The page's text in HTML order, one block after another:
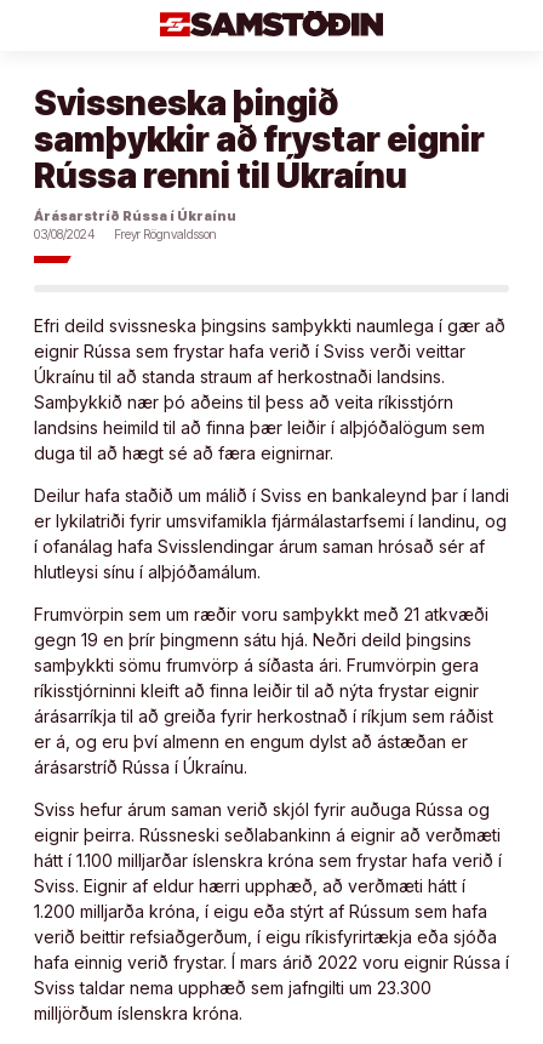
Svissneska þingið
samþykkir að frystar eignir
Rússa renni til Úkraínu
Árásarstríð Rússa í Úkraínu
03/08/2024
Freyr Rögnvaldsson
Efri deild svissneska þingsins samþykkti naumlega í gær að
eignir Rússa sem frystar hafa verið í Sviss verði veittar
Úkraínu til að standa straum af herkostnaði landsins.
Samþykkið nær þó aðeins til þess að veita ríkisstjórn
landsins heimild til að finna þær leiðir í alþjóðalögum sem
duga til að hægt sé að færa eignirnar.
Deilur hafa staðið um málið í Sviss en bankaleynd þar í landi
er lykilatriði fyrir umsvifamikla fjármálastarfsemi í landinu, og
í ofanálag hafa Svisslendingar árum saman hrósað sér af
hlutleysi sínu í alþjóðamálum.
Frumvörpin sem um ræðir voru samþykkt með 21 atkvæði
gegn 19 en þrír þingmenn sátu hjá. Neðri deild þingsins
samþykkti sömu frumvörp á síðasta ári. Frumvörpin gera
ríkisstjórninni kleift að finna leiðir til að nýta frystar eignir
árásarríkja til að greiða fyrir herkostnað í ríkjum sem ráðist
er á, og eru því almenn en engum dylst að ástæðan er
árásarstríð Rússa í Úkraínu.
Sviss hefur árum saman verið skjól fyrir auðuga Rússa og
eignir þeirra. Rússneski seðlabankinn á eignir að verðmæti
hátt í 1.100 milljarðar íslenskra króna sem frystar hafa verið í
Sviss. Eignir af eldur hærri upphæð, að verðmæti hátt í
1.200 milljarða króna, í eigu eða stýrt af Rússum sem hafa
verið beittir refsiaðgerðum, í eigu ríkisfyrirtækja eða sjóða
hafa einnig verið frystar. Í mars árið 2022 voru eignir Rússa í
Sviss taldar nema upphæð sem jafngilti um 23.300
milljörðum íslenskra króna.